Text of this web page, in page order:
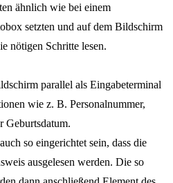
ähnlich wie bei einem
setzten und auf dem Bildschirm
nötigen Schritte lesen.
parallel als Eingabeterminal
wie z. B. Personalnummer,
Geburtsdatum.
so eingerichtet sein, dass die
ausgelesen werden. Die so